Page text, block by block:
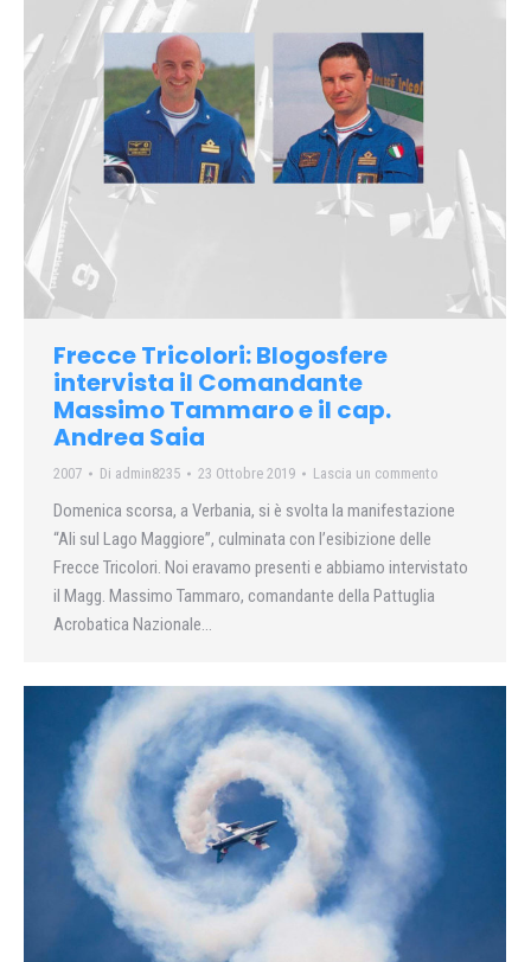
Frecce Tricolori: Blogosfere
intervista il Comandante
Massimo Tammaro e il cap.
Andrea Saia
2007 Di admin8235 23 Ottobre 2019 Lascia un commento
Domenica scorsa, a Verbania, si è svolta la manifestazione
“Ali sul Lago Maggiore”, culminata con l’esibizione delle
Frecce Tricolori. Noi eravamo presenti e abbiamo intervistato
il Magg. Massimo Tammaro, comandante della Pattuglia
Acrobatica Nazionale…